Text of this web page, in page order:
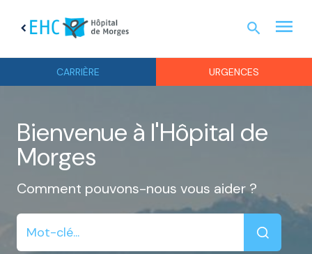
chevron_left
CARRIÈRE URGENCES
search menu
Bienvenue à l'Hôpital de
Morges
Comment pouvons-nous vous aider ?